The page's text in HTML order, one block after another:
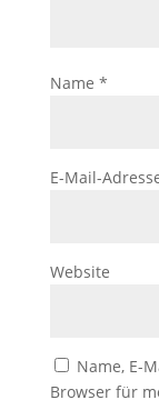
Name *
E-Mail-
Website
Name, E-
Browser für